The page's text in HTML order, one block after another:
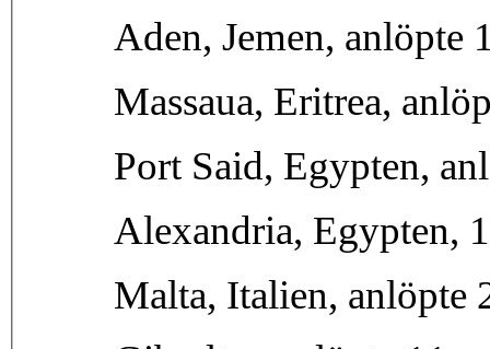
Aden, Jemen, anlöpte
Massaua, Eritrea,
Port Said, Egypten,
Alexandria, Egypten,
Malta, Italien, anlöpte